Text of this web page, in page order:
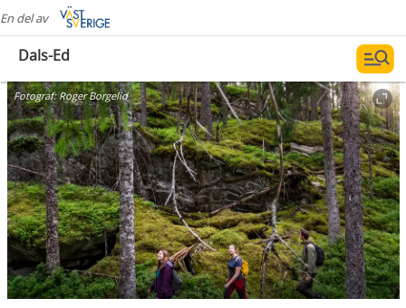
En del av
Dals-Ed
Fotograf:Roger Borgelid